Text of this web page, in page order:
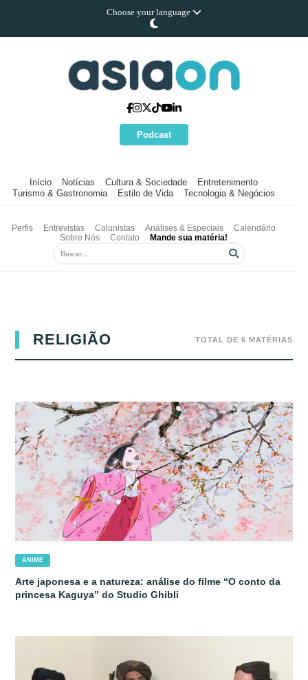
Choose your language
Podcast
Início Notícias Cultura & Sociedade
Entretenimento
Turismo & Gastronomia
Estilo de Vida Tecnologia & Negócios
Perfis Entrevistas Colunistas Análises & Especiais
Calendário
Sobre Nós
Contato Mande sua matéria!
RELIGIÃO TOTAL DE 6 MATÉRIAS
ANIME
Arte japonesa e a natureza: análise do filme “O conto da
princesa Kaguya” do Studio Ghibli